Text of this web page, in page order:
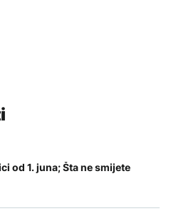
od 1. juna; Šta ne smijete